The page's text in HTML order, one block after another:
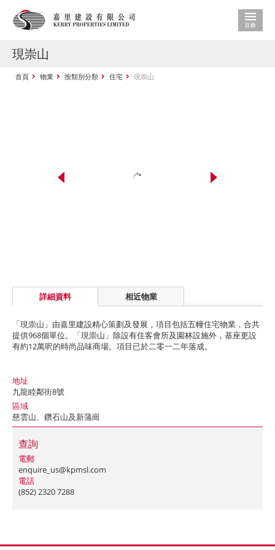
現崇山
首頁 物業 按類別分類 住宅 現崇山
詳細資料 相近物業
「現崇山」由嘉里建設精心策劃及發展，項目包括五幢住宅物業，合共
提供968個單位。「現崇山」除設有住客會所及園林設施外，基座更設
有約12萬呎的時尚品味商場。項目已於二零一二年落成。
地址
九龍睦鄰街8號
區域
慈雲山、鑽石山及新蒲崗
查詢
電郵
enquire_us@kpmsl.com
電話
(852) 2320 7288